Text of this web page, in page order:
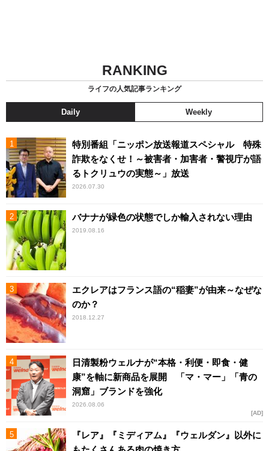
RANKING
ライフの人気記事ランキング
Daily Weekly
特別番組「ニッポン放送報道スペシャル 特殊
詐欺をなくせ！～被害者・加害者・警視庁が語
るトクリュウの実態～」放送
2026.07.30
バナナが緑色の状態でしか輸入されない理由
2019.08.16
エクレアはフランス語の“稲妻”が由来～なぜな
のか？
2018.12.27
日清製粉ウェルナが“本格・利便・即食・健
康”を軸に新商品を展開 「マ・マー」「青の
洞窟」ブランドを強化
2026.08.06
AD
『レア』『ミディアム』『ウェルダン』以外に